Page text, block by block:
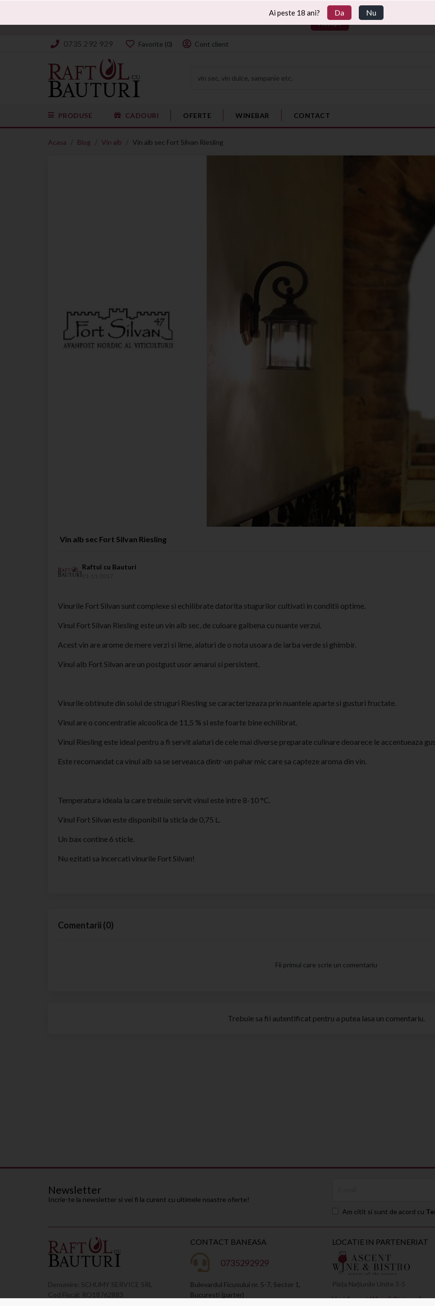
Daca doresti sa accepti plasarea de cookie-uri click pe "Accept", daca doresti mai
Accept
0735 292 929 Favorite (0) Cont client
PRODUSE CADOURI OFERTE WINEBAR CONTACT
Ai peste 18 ani? Da Nu
Acasa Blog Vin alb Vin alb sec Fort Silvan Riesling
Vin alb sec Fort Silvan Riesling
Raftul cu Bauturi
Vinurile Fort Silvan sunt complexe si echilibrate datorita stugurilor cultivati in conditii optime.
Vinul Fort Silvan Riesling este un vin alb sec, de culoare galbena cu nuante verzui.
Acest vin are arome de mere verzi si lime, alaturi de o nota usoara de iarba verde si ghimbir.
Vinul alb Fort Silvan are un postgust usor amarui si persistent.
Vinurile obtinute din soiul de struguri Riesling se caracterizeaza prin nuantele aparte si gusturi fructate.
Vinul are o concentratie alcoolica de 11,5 % si este foarte bine echilibrat.
Vinul Riesling este ideal pentru a fi servit alaturi de cele mai diverse preparate culinare deoarece le accentueaza
Este recomandat ca vinul alb sa se serveasca dintr-un pahar mic care sa capteze aroma din vin.
Temperatura ideala la care trebuie servit vinul este intre 8-10 °C.
Vinul Fort Silvan este disponibil la sticla de 0,75 L.
Un bax contine 6 sticle.
Nu ezitati sa incercati vinurile Fort Silvan!
Comentarii (0)
Fii primul care scrie un comentariu
Trebuie sa fii autentificat pentru a putea lasa un comentariu.
Newsletter
Incrie-te la newsletter si vei fi la curent cu ultimele noastre oferte!
Am citit si sunt de acord cu
Denumire: SCHUMY SERVICE SRL
Cod Fiscal: RO18762883
CONTACT BANEASA
0735292929
Bulevardul Ficusului nr. 5-7, Sector 1,
Bucuresti (parter)
LOCATIE IN PARTENERIAT
Piața Națiunile Unite 3-5
Vezi Ascent Wine & Bistro